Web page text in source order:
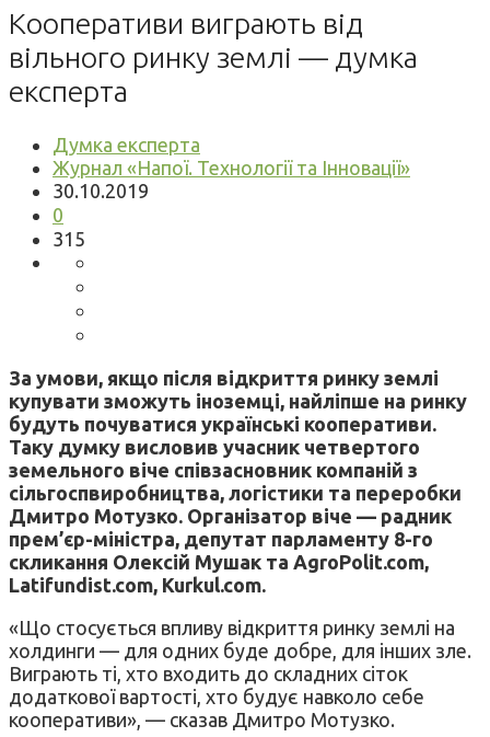
Кооперативи виграють від
вільного ринку землі — думка
експерта
Думка експерта
Журнал «Напої. Технології та Інновації»
30.10.2019
0
315
За умови, якщо після відкриття ринку землі
купувати зможуть іноземці, найліпше на ринку
будуть почуватися українські кооперативи.
Таку думку висловив учасник четвертого
земельного віче співзасновник компаній з
сільгоспвиробництва, логістики та переробки
Дмитро Мотузко. Організатор віче — радник
прем’єр-міністра, депутат парламенту 8-го
скликання Олексій Мушак та AgroPolit.com,
Latifundist.com, Kurkul.com.
«Що стосується впливу відкриття ринку землі на
холдинги — для одних буде добре, для інших зле.
Виграють ті, хто входить до складних сіток
додаткової вартості, хто будує навколо себе
кооперативи», — сказав Дмитро Мотузко.